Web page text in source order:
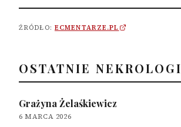
ŹRÓDŁO: ECMENTARZE.PL
OSTATNIE NEKROLOGI
Grażyna Żelaśkiewicz
6 MARCA 2026